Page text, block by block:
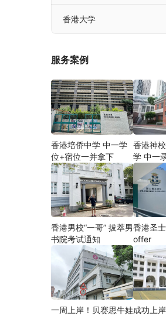
香港大学
服务案例
香港培侨中学 中一学
位+宿位一并拿下
香港神
学 中一
香港男校“一哥” 拔萃男
书院考试通知
香港圣
offer
一周上岸！贝赛思牛娃成功上